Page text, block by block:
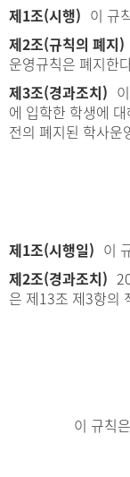
제1조(시행) 이 규
제2조(규칙의 폐지)
운영규칙은 폐지한
제3조(경과조치)
에 입학한 학생에
전의 폐지된 학사운
제1조(시행일) 이
제2조(경과조치)
은 제13조 제3항의
이 규칙